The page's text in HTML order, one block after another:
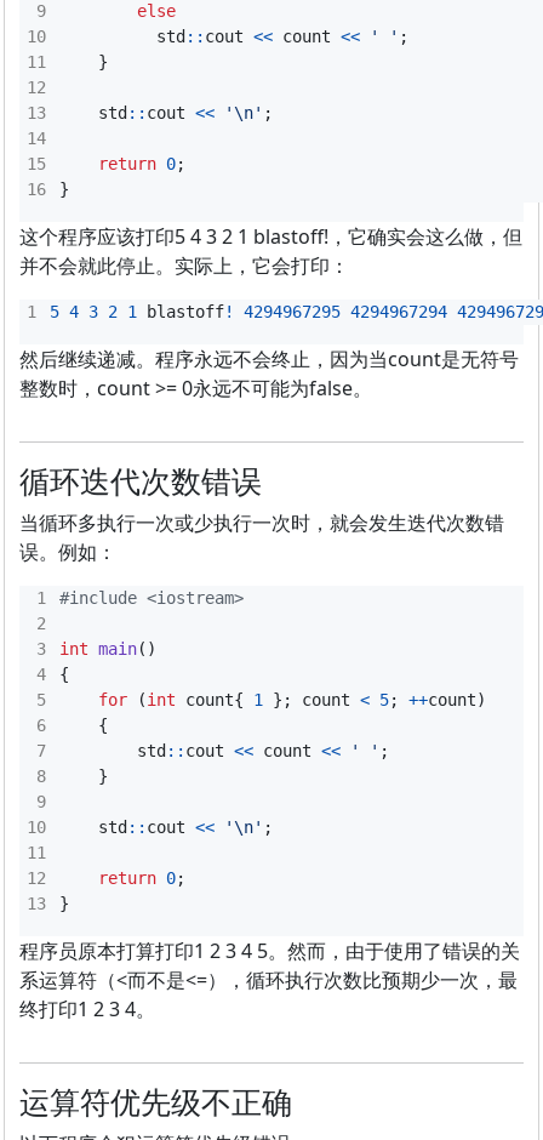
9
10
13
14
15
16
else
std :: cout << count << ' ' ;
}
std :: cout << '\n' ;
return 0;
}
这个程序应该打印5 4 3 2 1 blastoff!，它确实会这么做，但
并不会就此停止。实际上，它会打印：
5 4 3 2 1 blastoff! 4294967295 4294967294
然后继续递减。程序永远不会终止，因为当count是无符号
整数时，count >= 0永远不可能为false。
循环迭代次数错误
当循环多执行一次或少执行一次时，就会发生迭代次数错
误。例如：
3
4
5
6
7
8
9
10
13
#include <iostream>
int main()
{
for
(int count{ 1 }; count < 5; ++count)
{
std :: cout << count << ' ' ;
}
std :: cout << '\n' ;
return 0;
}
程序员原本打算打印1 2 3 4 5。然而，由于使用了错误的关
系运算符（<而不是<=），循环执行次数比预期少一次，最
终打印1 2 3 4。
运算符优先级不正确